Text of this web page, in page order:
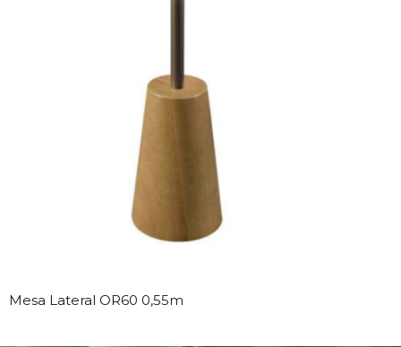
Mesa Lateral OR60 0,55m